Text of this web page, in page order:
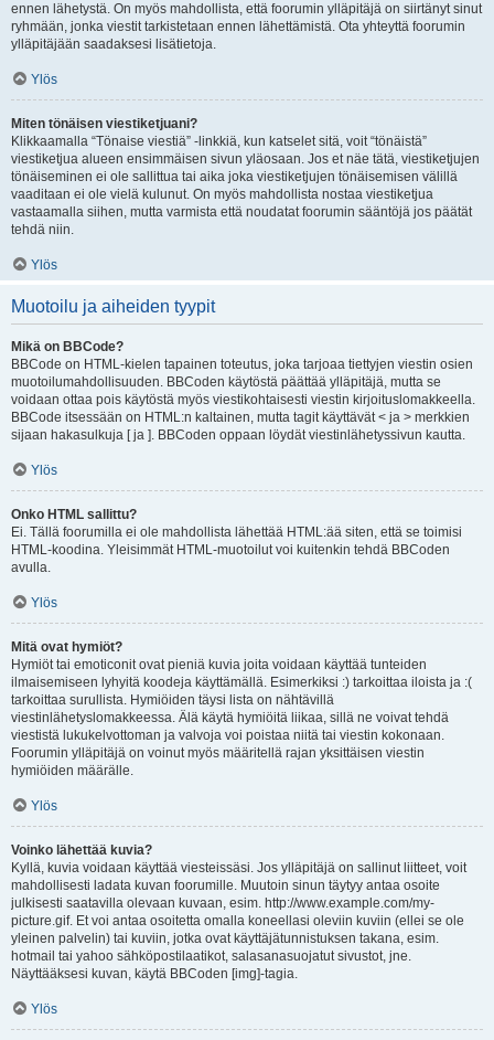
ennen lähetystä. On myös mahdollista, että foorumin ylläpitäjä on siirtänyt sinut
ryhmään, jonka viestit tarkistetaan ennen lähettämistä. Ota yhteyttä foorumin
ylläpitäjään saadaksesi lisätietoja.
Ylös
Miten tönäisen viestiketjuani?
Klikkaamalla “Tönaise viestiä” -linkkiä, kun katselet sitä, voit “tönäistä”
viestiketjua alueen ensimmäisen sivun yläosaan. Jos et näe tätä, viestiketjujen
tönäiseminen ei ole sallittua tai aika joka viestiketjujen tönäisemisen välillä
vaaditaan ei ole vielä kulunut. On myös mahdollista nostaa viestiketjua
vastaamalla siihen, mutta varmista että noudatat foorumin sääntöjä jos päätät
tehdä niin.
Ylös
Muotoilu ja aiheiden tyypit
Mikä on BBCode?
BBCode on HTML-kielen tapainen toteutus, joka tarjoaa tiettyjen viestin osien
muotoilumahdollisuuden. BBCoden käytöstä päättää ylläpitäjä, mutta se
voidaan ottaa pois käytöstä myös viestikohtaisesti viestin kirjoituslomakkeella.
BBCode itsessään on HTML:n kaltainen, mutta tagit käyttävät < ja > merkkien
sijaan hakasulkuja [ ja ]. BBCoden oppaan löydät viestinlähetyssivun kautta.
Ylös
Onko HTML sallittu?
Ei. Tällä foorumilla ei ole mahdollista lähettää HTML:ää siten, että se toimisi
HTML-koodina. Yleisimmät HTML-muotoilut voi kuitenkin tehdä BBCoden
avulla.
Ylös
Mitä ovat hymiöt?
Hymiöt tai emoticonit ovat pieniä kuvia joita voidaan käyttää tunteiden
ilmaisemiseen lyhyitä koodeja käyttämällä. Esimerkiksi :) tarkoittaa iloista ja :(
tarkoittaa surullista. Hymiöiden täysi lista on nähtävillä
viestinlähetyslomakkeessa. Älä käytä hymiöitä liikaa, sillä ne voivat tehdä
viestistä lukukelvottoman ja valvoja voi poistaa niitä tai viestin kokonaan.
Foorumin ylläpitäjä on voinut myös määritellä rajan yksittäisen viestin
hymiöiden määrälle.
Ylös
Voinko lähettää kuvia?
Kyllä, kuvia voidaan käyttää viesteissäsi. Jos ylläpitäjä on sallinut liitteet, voit
mahdollisesti ladata kuvan foorumille. Muutoin sinun täytyy antaa osoite
julkisesti saatavilla olevaan kuvaan, esim. http://www.example.com/my-
picture.gif. Et voi antaa osoitetta omalla koneellasi oleviin kuviin (ellei se ole
yleinen palvelin) tai kuviin, jotka ovat käyttäjätunnistuksen takana, esim.
hotmail tai yahoo sähköpostilaatikot, salasanasuojatut sivustot, jne.
Näyttääksesi kuvan, käytä BBCoden [img]-tagia.
Ylös